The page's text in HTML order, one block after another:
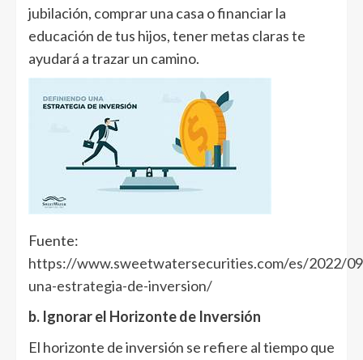
jubilación, comprar una casa o financiar la
educación de tus hijos, tener metas claras te
ayudará a trazar un camino.
Fuente:
https://www.sweetwatersecurities.com/es/2022/
una-estrategia-de-inversion/
b. Ignorar el Horizonte de Inversión
El horizonte de inversión se refiere al tiempo que